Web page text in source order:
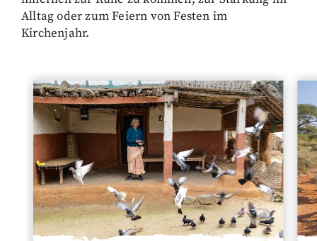
Alltag oder zum Feiern von Festen im
Kirchenjahr.